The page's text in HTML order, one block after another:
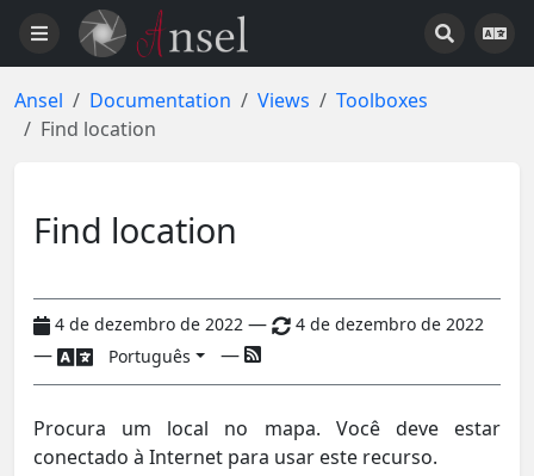
Ansel Documentation Views
Toolboxes
Find location
Find location
4 de dezembro de 2022 — 4 de dezembro de 2022
— Português —
Procura um local no mapa. Você deve estar
conectado à Internet para usar este recurso.